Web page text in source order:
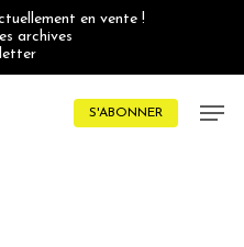
en vente !
archives
S'ABONNER